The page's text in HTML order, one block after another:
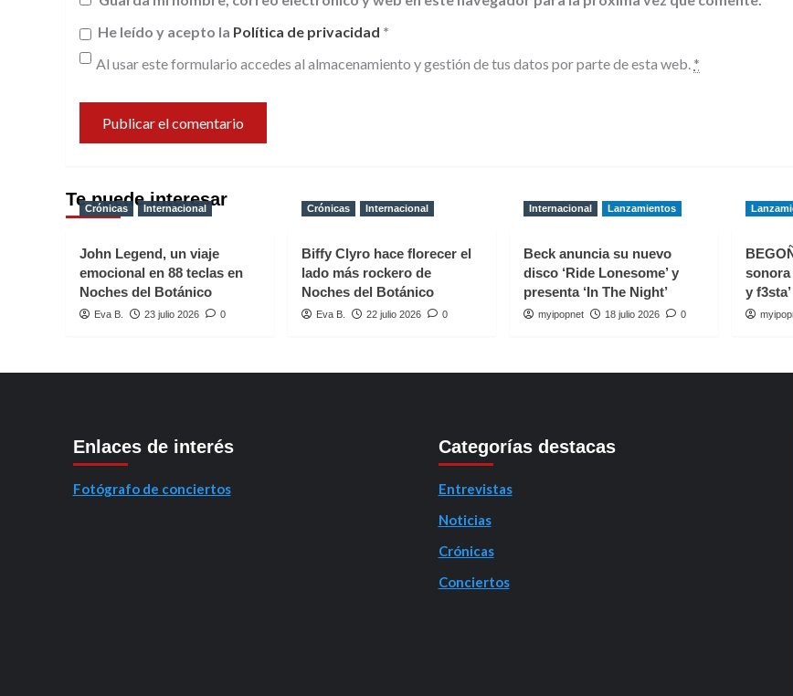
He leído y acepto la Política de privacidad *
Al usar este formulario accedes al almacenamiento y gestión de tus datos por parte de esta web. *
Te puede interesar
Crónicas Internacional
John Legend, un viaje
emocional en 88 teclas en
Noches del Botánico
Eva B. 23 julio 2026 0
Crónicas Internacional
Biffy Clyro hace florecer el
lado más rockero de
Noches del Botánico
Eva B. 22 julio 2026 0
Internacional Lanzamientos
Beck anuncia su nuevo
disco ‘Ride Lonesome’ y
presenta ‘In The Night’
myipopnet 18 julio 2026 0
sonora
y f3sta’
Enlaces de interés
Fotógrafo de conciertos
Categorías destacas
Entrevistas
Noticias
Crónicas
Conciertos